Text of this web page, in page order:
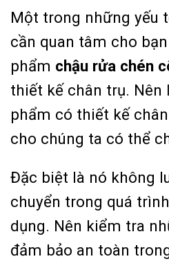
Một trong những yếu
cần quan tâm cho
phẩm chậu rửa chén
thiết kế chân trụ. Nên
phẩm có thiết kế
cho chúng ta có thể
Đặc biệt là nó không
chuyển trong quá
dụng. Nên kiểm tra
đảm bảo an toàn